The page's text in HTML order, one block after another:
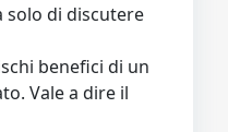
solo di discutere
benefici di un
Vale a dire il